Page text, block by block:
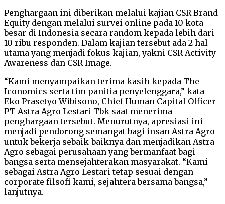
Penghargaan ini diberikan melalui kajian CSR Brand
Equity dengan melalui survei online pada 10 kota
besar di Indonesia secara random kepada lebih dari
10 ribu responden. Dalam kajian tersebut ada 2 hal
utama yang menjadi fokus kajian, yakni CSR-Activity
Awareness dan CSR Image.
“Kami menyampaikan terima kasih kepada The
Iconomics serta tim panitia penyelenggara,” kata
Eko Prasetyo Wibisono, Chief Human Capital Officer
PT Astra Agro Lestari Tbk saat menerima
penghargaan tersebut. Menurutnya, apresiasi ini
menjadi pendorong semangat bagi insan Astra Agro
untuk bekerja sebaik-baiknya dan menjadikan Astra
Agro sebagai perusahaan yang bermanfaat bagi
bangsa serta mensejahterakan masyarakat. “Kami
sebagai Astra Agro Lestari tetap sesuai dengan
corporate filsofi kami, sejahtera bersama bangsa,”
lanjutnya.